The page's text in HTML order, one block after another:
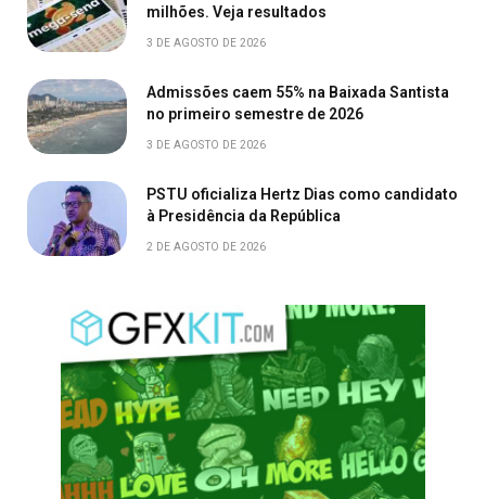
milhões. Veja resultados
3 DE AGOSTO DE 2026
Admissões caem 55% na Baixada Santista
no primeiro semestre de 2026
3 DE AGOSTO DE 2026
PSTU oficializa Hertz Dias como candidato
à Presidência da República
2 DE AGOSTO DE 2026